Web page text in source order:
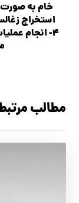
استخراج
۴- انجام
مطالب